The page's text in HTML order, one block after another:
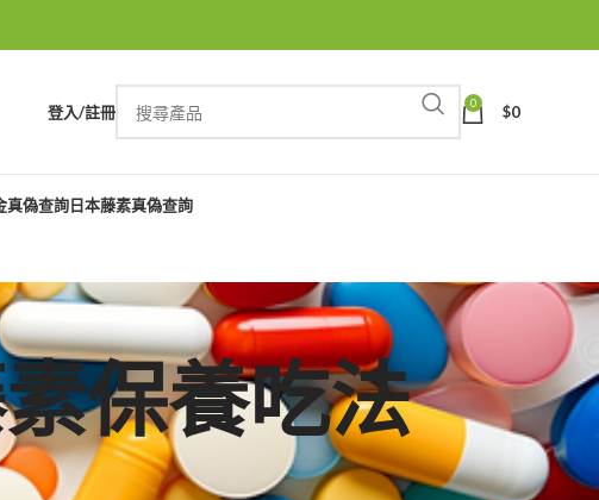
登入/註冊 0 $0
真偽查詢日本藤素真偽查詢
保養吃法